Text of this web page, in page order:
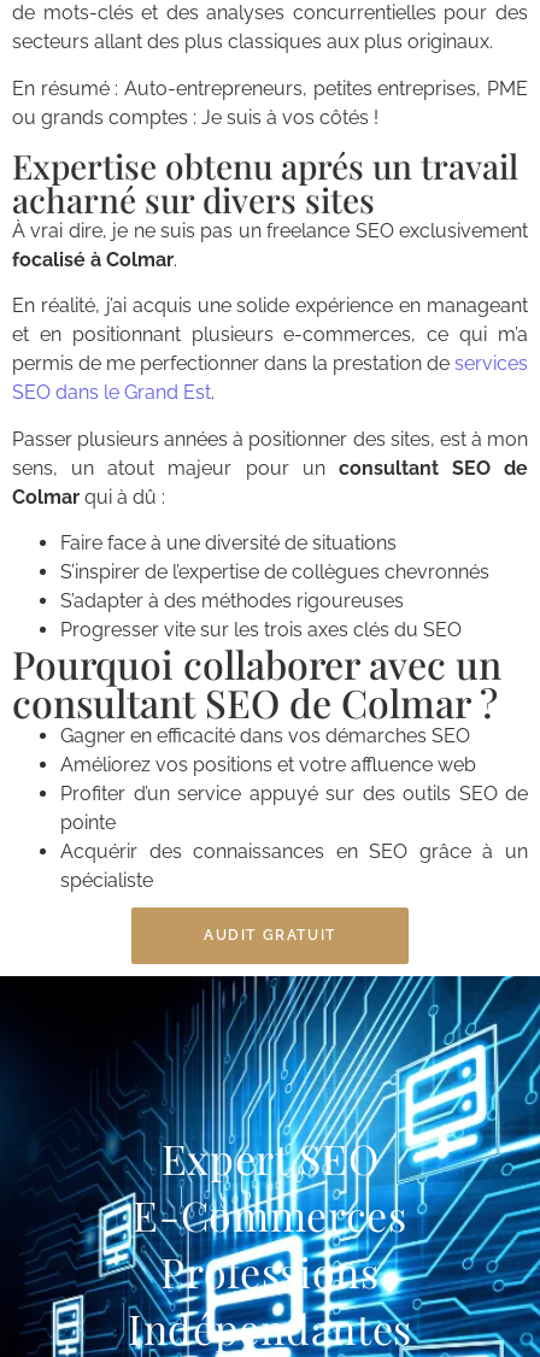
de mots-clés et des analyses concurrentielles pour des
secteurs allant des plus classiques aux plus originaux.
En résumé : Auto-entrepreneurs, petites entreprises, PME
ou grands comptes : Je suis à vos côtés !
Expertise obtenu aprés un travail
acharné sur divers sites
À vrai dire, je ne suis pas un freelance SEO exclusivement
focalisé à Colmar.
En réalité, j’ai acquis une solide expérience en manageant
et en positionnant plusieurs e-commerces, ce qui m’a
permis de me perfectionner dans la prestation de services
SEO dans le Grand Est.
Passer plusieurs années à positionner des sites, est à mon
sens, un atout majeur pour un consultant SEO de
Colmar qui à dû :
Faire face à une diversité de situations
S’inspirer de l’expertise de collègues chevronnés
S’adapter à des méthodes rigoureuses
Progresser vite sur les trois axes clés du SEO
Pourquoi collaborer avec un
consultant SEO de Colmar ?
Gagner en efficacité dans vos démarches SEO
Améliorez vos positions et votre affluence web
Profiter d’un service appuyé sur des outils SEO de
pointe
Acquérir des connaissances en SEO grâce à un
spécialiste
AUDIT GRATUIT
Expert SEO
E-Commerces
Professions
Indépendantes